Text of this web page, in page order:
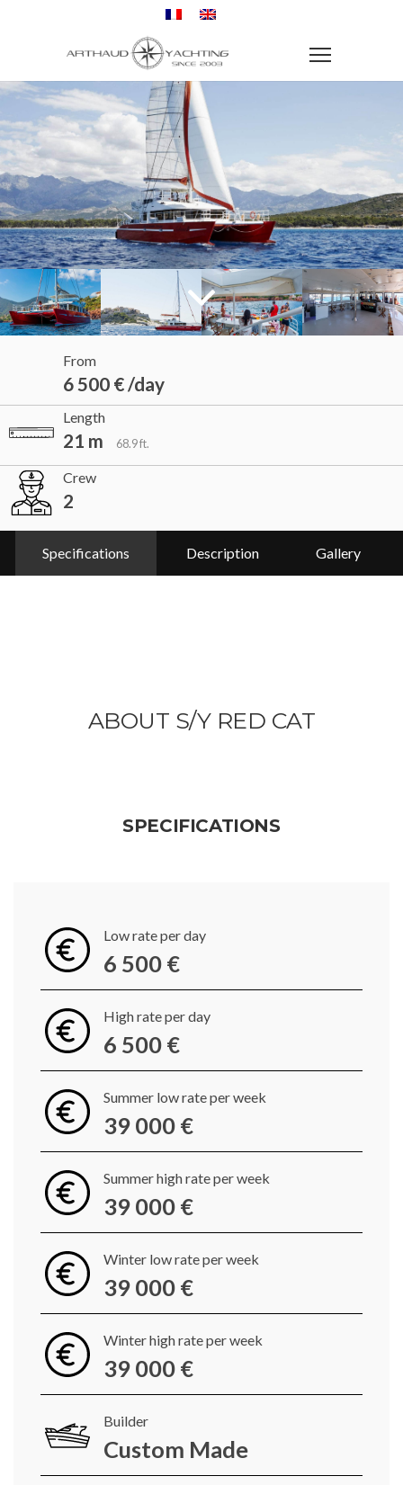
From
6 500 € /day
Length
21 m 68.9 ft.
Crew
2
Specifications Description Gallery
ABOUT S/Y RED CAT
SPECIFICATIONS
Low rate per day
6 500 €
High rate per day
6 500 €
Summer low rate per week
39 000 €
Summer high rate per week
39 000 €
Winter low rate per week
39 000 €
Winter high rate per week
39 000 €
Builder
Custom Made